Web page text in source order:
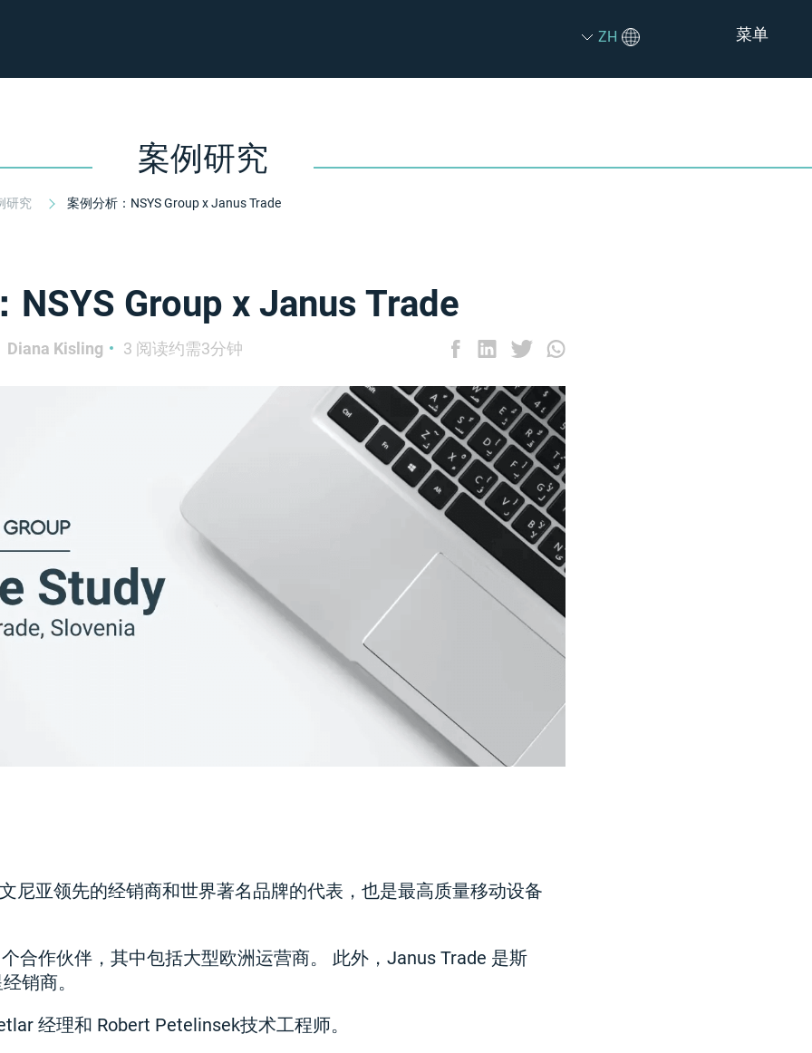
ZH 菜单
案例研究
研究 案例分析：NSYS Group x Janus Trade
NSYS Group x Janus Trade
Diana Kisling 3 阅读约需3分钟
尼亚领先的经销商和世界著名品牌的代表，也是最高质量移动设备
合作伙伴，其中包括大型欧洲运营商。 此外，Janus Trade 是斯
销商。
经理和 Robert Petelinsek技术工程师。